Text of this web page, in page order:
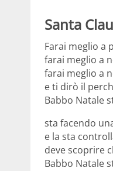
Santa
Farai meglio a
farai meglio a
farai meglio a
e ti dirò il
Babbo Natale
sta facendo
e la sta
deve scoprire
Babbo Natale